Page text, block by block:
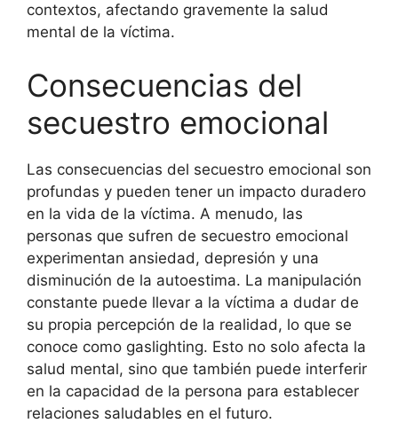
contextos, afectando gravemente la salud
mental de la víctima.
Consecuencias del
secuestro emocional
Las consecuencias del secuestro emocional son
profundas y pueden tener un impacto duradero
en la vida de la víctima. A menudo, las
personas que sufren de secuestro emocional
experimentan ansiedad, depresión y una
disminución de la autoestima. La manipulación
constante puede llevar a la víctima a dudar de
su propia percepción de la realidad, lo que se
conoce como gaslighting. Esto no solo afecta la
salud mental, sino que también puede interferir
en la capacidad de la persona para establecer
relaciones saludables en el futuro.